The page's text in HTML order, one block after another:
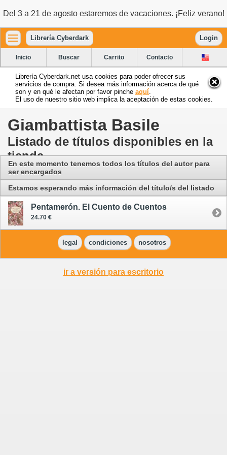
Del 3 a 21 de agosto estaremos de vacaciones. ¡Feliz verano!
Librería Cyberdark Login
Inicio Buscar Carrito Contacto
Librería Cyberdark.net usa cookies para poder ofrecer sus
servicios de compra. Si desea más información acerca de qué
son y en qué le afectan por favor pinche aquí
El uso de nuestro sitio web implica la aceptación de estas cookies.
Giambattista Basile
Listado de títulos disponibles en la
tienda
En este momento tenemos todos los títulos del autor para
ser encargados
Estamos esperando más información del título/s del listado
Pentamerón. El Cuento de Cuentos
24.70 €
legal condiciones nosotros
ir a versión para escritorio